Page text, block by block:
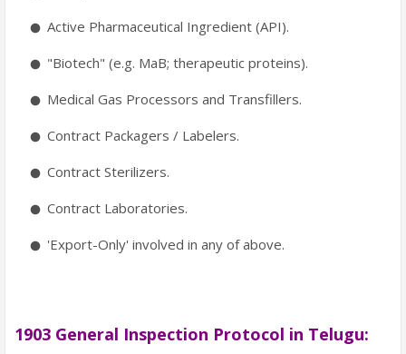
Active Pharmaceutical Ingredient (API).
"Biotech" (e.g. MaB; therapeutic proteins).
Medical Gas Processors and Transfillers.
Contract Packagers / Labelers.
Contract Sterilizers.
Contract Laboratories.
'Export-Only' involved in any of above.
1903 General Inspection Protocol in Telugu: